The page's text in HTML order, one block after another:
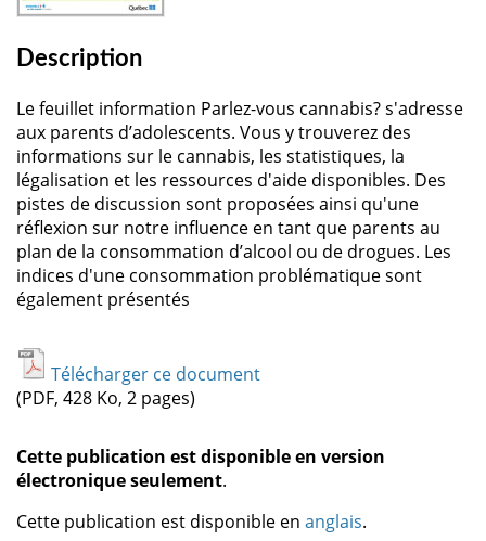
Description
Le feuillet information Parlez-vous cannabis? s'adresse
aux parents d’adolescents. Vous y trouverez des
informations sur le cannabis, les statistiques, la
légalisation et les ressources d'aide disponibles. Des
pistes de discussion sont proposées ainsi qu'une
réflexion sur notre influence en tant que parents au
plan de la consommation d’alcool ou de drogues. Les
indices d'une consommation problématique sont
également présentés
Télécharger ce document
(PDF, 428 Ko, 2 pages)
Cette publication est disponible en version
électronique seulement.
Cette publication est disponible en anglais.